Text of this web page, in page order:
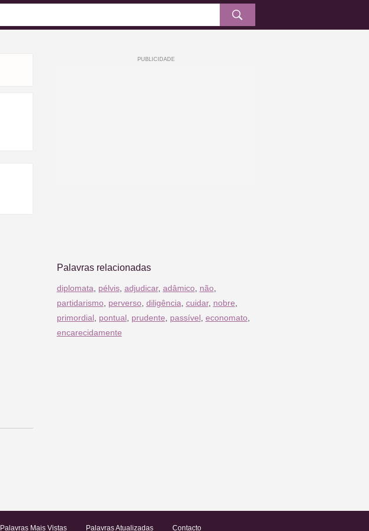
Palavras relacionadas
diplomata pélvis, adjudicar, adâmico, não,
partidarismo, perverso, diligência cuidar, nobre
primordial, pontual, prudente passível, economato,
encarecidamente
Palavras Mais Vistas Palavras Atualizadas Contacto